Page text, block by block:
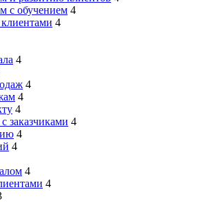
с обучением 4
4
4
4
4
4
заказчиками 4
4
4
4
4